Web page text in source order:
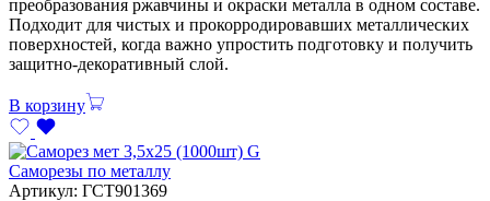
преобразования ржавчины и окраски металла в одном составе.
Подходит для чистых и прокорродировавших металлических
поверхностей, когда важно упростить подготовку и получить
защитно-декоративный слой.
В корзину
Саморезы по металлу
Артикул: ГСТ901369